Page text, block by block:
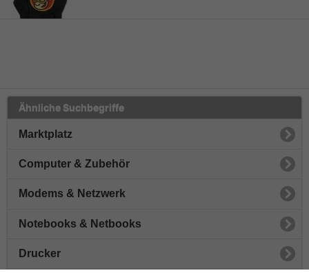
Ähnliche Suchbegriffe
Marktplatz
Computer & Zubehör
Modems & Netzwerk
Notebooks & Netbooks
Drucker